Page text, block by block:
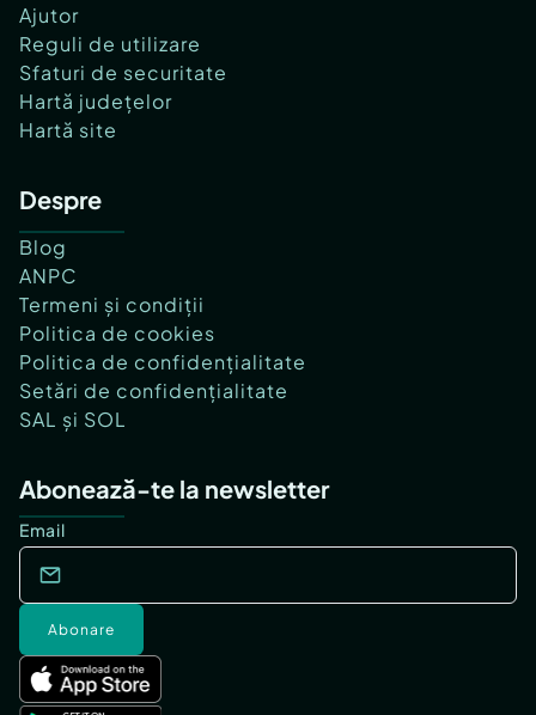
Ajutor
Reguli de utilizare
Sfaturi de securitate
Hartă județelor
Hartă site
Despre
Blog
ANPC
Termeni și condiții
Politica de cookies
Politica de confidențialitate
Setări de confidențialitate
SAL și SOL
Abonează-te la newsletter
Email
Abonare